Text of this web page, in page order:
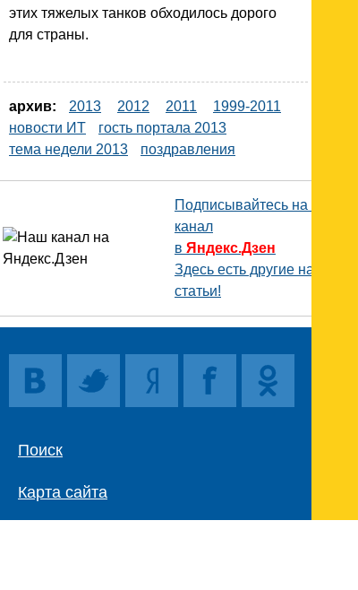
этих тяжелых танков обходилось дорого
для страны.
архив: 2013 2012 2011
1999-2011
новости ИТ
гость портала 2013
тема недели 2013
поздравления
Подписывайтесь на наш
канал
в Яндекс.Дзен
Здесь есть другие наши
статьи!
Поиск
Карта сайта